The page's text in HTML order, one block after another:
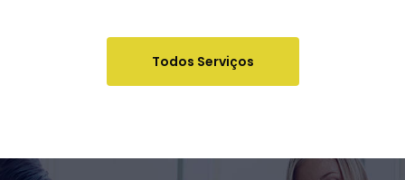
Todos Serviços